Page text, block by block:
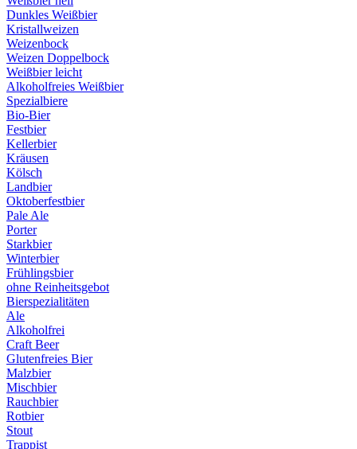
Dunkles Weißbier
Kristallweizen
Weizenbock
Weizen Doppelbock
Weißbier leicht
Alkoholfreies Weißbier
Spezialbiere
Bio-Bier
Festbier
Kellerbier
Kräusen
Kölsch
Landbier
Oktoberfestbier
Pale Ale
Porter
Starkbier
Winterbier
Frühlingsbier
ohne Reinheitsgebot
Bierspezialitäten
Ale
Alkoholfrei
Craft Beer
Glutenfreies Bier
Malzbier
Mischbier
Rauchbier
Rotbier
Stout
Trappist